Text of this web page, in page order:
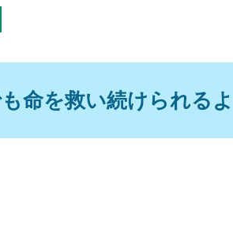
命を救い続けられる